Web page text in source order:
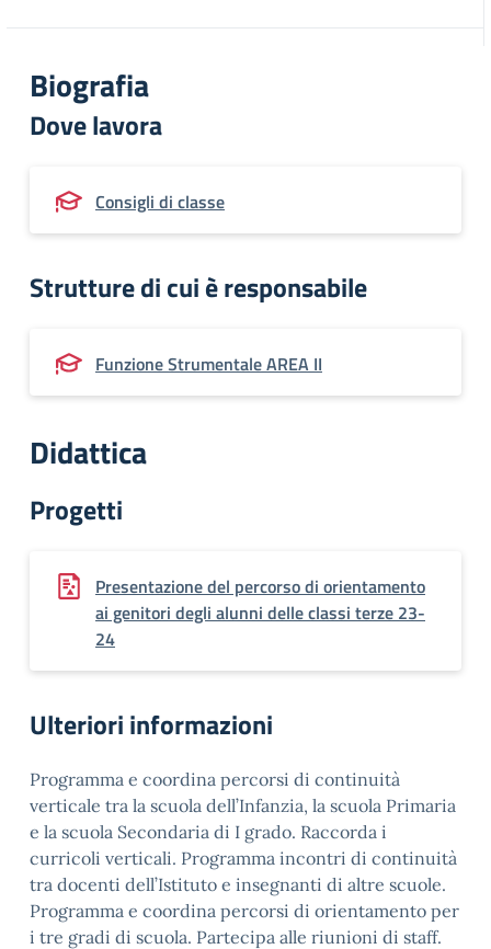
Biografia
Dove lavora
Consigli di classe
Strutture di cui è responsabile
Funzione Strumentale AREA II
Didattica
Progetti
Presentazione del percorso di orientamento
ai genitori degli alunni delle classi terze 23-
24
Ulteriori informazioni
Programma e coordina percorsi di continuità
verticale tra la scuola dell’Infanzia, la scuola Primaria
e la scuola Secondaria di I grado. Raccorda i
curricoli verticali. Programma incontri di continuità
tra docenti dell’Istituto e insegnanti di altre scuole.
Programma e coordina percorsi di orientamento per
i tre gradi di scuola. Partecipa alle riunioni di staff.